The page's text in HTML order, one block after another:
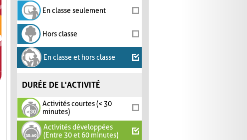
En classe seulement
Hors classe
En classe et hors classe
DURÉE DE L'ACTIVITÉ
Activités courtes (< 30
minutes)
Activités développées
(Entre 30 et 60 minutes)